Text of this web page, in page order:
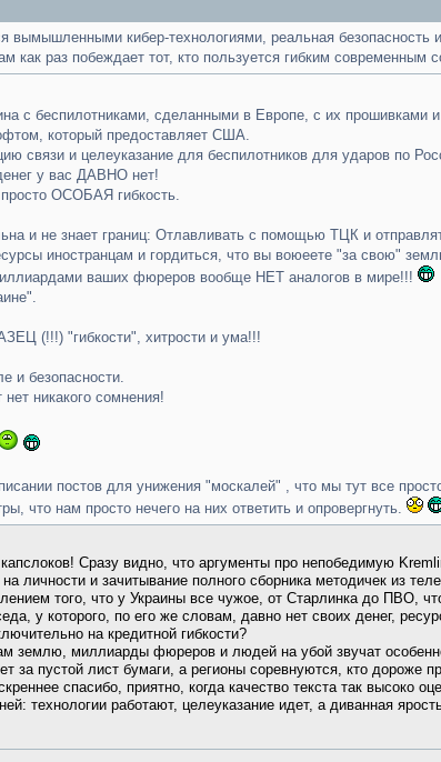
вымышленными кибер-технологиями, реальная
как раз побеждает тот, кто пользуется гибким современным
с беспилотниками, сделанными в Европе, с их прошивками
который предоставляет США.
связи и целеуказание для беспилотников для ударов по
у вас ДАВНО нет!
ОСОБАЯ гибкость.
и не знает границ: Отлавливать с помощью ТЦК и
иностранцам и гордиться, что вы воюеете "за свою"
ваших фюреров вообще НЕТ аналогов в мире!!!
(!!!) "гибкости", хитрости и ума!!!
и безопасности.
никакого сомнения!
постов для унижения "москалей" , что мы тут все
что нам просто нечего на них ответить и опровергнуть.
Сразу видно, что аргументы про непобедимую
личности и зачитывание полного сборника методичек из
того, что у Украины все чужое, от Старлинка до ПВО,
у которого, по его же словам, давно нет своих денег,
на кредитной гибкости?
землю, миллиарды фюреров и людей на убой звучат
за пустой лист бумаги, а регионы соревнуются, кто дороже
спасибо, приятно, когда качество текста так высоко
технологии работают, целеуказание идет, а диванная